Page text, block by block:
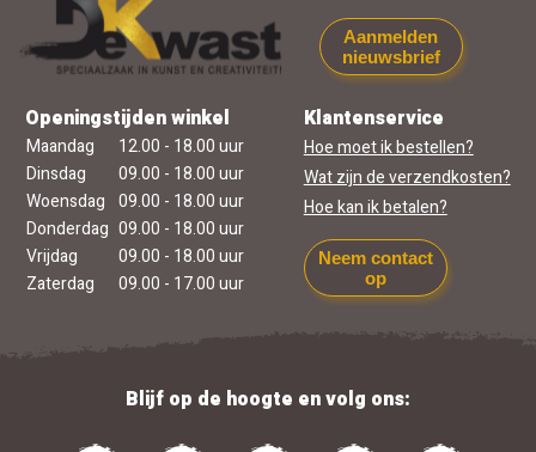
Aanmelden
nieuwsbrief
Openingstijden winkel
Maandag
12.00 - 18.00 uur
Dinsdag
09.00 - 18.00 uur
Woensdag 09.00 - 18.00 uur
Donderdag 09.00 - 18.00 uur
Vrijdag
09.00 - 18.00 uur
Zaterdag
09.00 - 17.00 uur
Klantenservice
Hoe moet ik bestellen?
Wat zijn de verzendkosten?
Hoe kan ik betalen?
Neem contact
op
Blijf op de hoogte en volg ons: